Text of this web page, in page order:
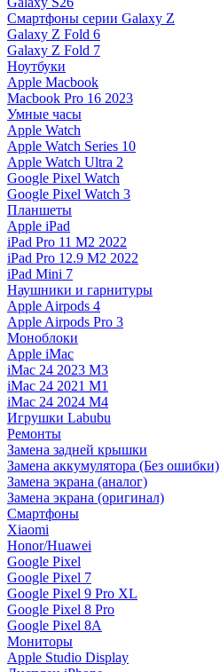
Смартфоны серии Galaxy Z
Galaxy Z Fold 6
Galaxy Z Fold 7
Ноутбуки
Apple Macbook
Macbook Pro 16 2023
Умные часы
Apple Watch
Apple Watch Series 10
Apple Watch Ultra 2
Google Pixel Watch
Google Pixel Watch 3
Планшеты
Apple iPad
iPad Pro 11 M2 2022
iPad Pro 12.9 M2 2022
iPad Mini 7
Наушники и гарнитуры
Apple Airpods 4
Apple Airpods Pro 3
Моноблоки
Apple iMac
iMac 24 2023 M3
iMac 24 2021 M1
iMac 24 2024 M4
Игрушки Labubu
Ремонты
Замена задней крышки
Замена аккумулятора (Без ошибки)
Замена экрана (аналог)
Замена экрана (оригинал)
Смартфоны
Xiaomi
Honor/Huawei
Google Pixel
Google Pixel 7
Google Pixel 9 Pro XL
Google Pixel 8 Pro
Google Pixel 8A
Мониторы
Apple Studio Display